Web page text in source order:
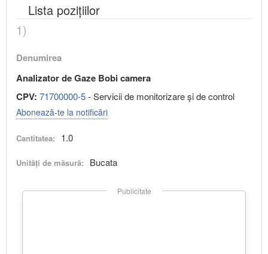
Lista pozițiilor
1)
Denumirea
Analizator de Gaze Bobi camera
CPV: 71700000-5- Servicii de monitorizare şi de control
Abonează-te la notificări
Cantitatea: 1.0
Unități de măsură: Bucata
Publicitate